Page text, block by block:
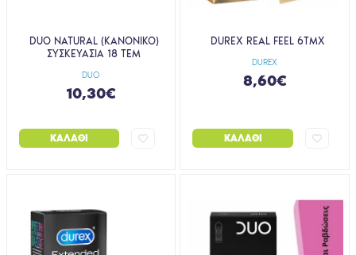
DUO
DUO ΝATURAL (ΚΑΝΟΝΙΚΟ)
ΣΥΣΚΕΥΑΣΙΑ 18 ΤΕΜ
10,30€
ΚΑΛΆΘΙ
DUREX
DUREX REAL FEEL 6ΤΜΧ
8,60€
ΚΑΛΆΘΙ